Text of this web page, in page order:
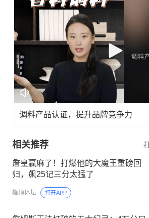
调料产品认证，提升品牌竞争力
相关推荐
詹皇赢麻了！打爆他的大魔王重磅回
归，飙25记三分太猛了
峰顶体坛 打开APP